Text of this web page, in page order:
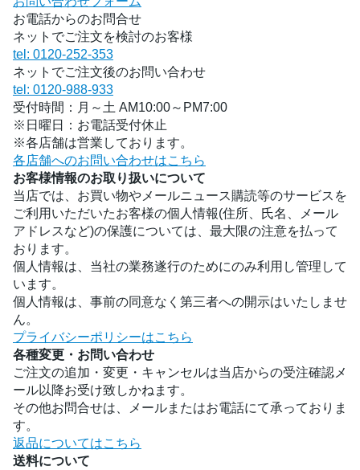
お電話からのお問合せ
ネットでご注文を検討のお客様
tel: 0120-252-353
ネットでご注文後のお問い合わせ
tel: 0120-988-933
受付時間：月～土 AM10:00～PM7:00
※日曜日：お電話受付休止
※各店舗は営業しております。
各店舗へのお問い合わせはこちら
お客様情報のお取り扱いについて
当店では、お買い物やメールニュース購読等のサービスを
ご利用いただいたお客様の個人情報(住所、氏名、メール
アドレスなど)の保護については、最大限の注意を払って
おります。
個人情報は、当社の業務遂行のためにのみ利用し管理して
います。
個人情報は、事前の同意なく第三者への開示はいたしませ
ん。
プライバシーポリシーはこちら
各種変更・お問い合わせ
ご注文の追加・変更・キャンセルは当店からの受注確認メ
ール以降お受け致しかねます。
その他お問合せは、メールまたはお電話にて承っておりま
す。
返品についてはこちら
送料について